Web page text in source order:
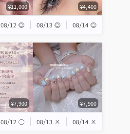
¥11,000 ¥4,400
08/12 ◎ 08/13 ◎ 08/14 ◎
¥7,900 ¥7,900
08/12 ◯ 08/13 × 08/14 ×